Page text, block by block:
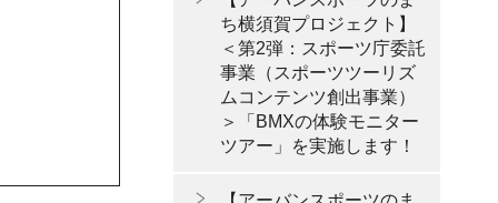
ち横須賀プロジェクト】
＜第2弾：スポーツ庁委託
事業（スポーツツーリズ
ムコンテンツ創出事業）
＞「BMXの体験モニター
ツアー」を実施します！